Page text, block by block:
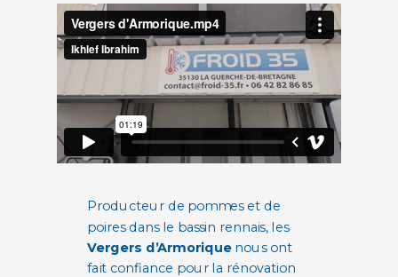
Producteur de pommes et de
poires dans le bassin rennais, les
Vergers d’Armoriquenous ont
fait confiance pour la rénovation